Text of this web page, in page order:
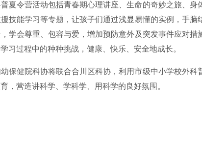
夏令营活动包括青春期心理讲座、生命的奇妙之旅、身
技能学习等专题，让孩子们通过浅显易懂的实例，手
学会尊重、包容与爱，增加预防意外及突发事件应对
习过程中的种种挑战，健康、快乐、安全地成长。
保健院科协将联合合川区科协，利用市级中小学校外科
，营造讲科学、学科学、用科学的良好氛围。